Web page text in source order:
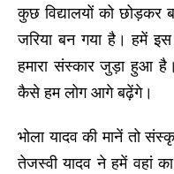
कुछ विद्यालयों को छोड़कर
जरिया बन गया है। हमें
हमारा संस्कार जुड़ा हुआ
कैसे हम लोग आगे बढ़ेंगे।
भोला यादव की मानें तो
तेजस्वी यादव ने हमें वहां